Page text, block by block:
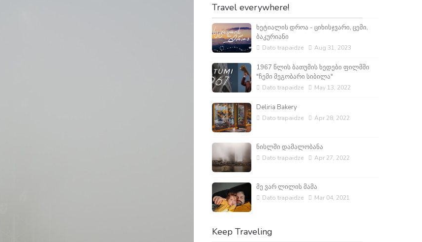
Travel everywhere!
ხეტიალის დროა - ციხისჯვარი, ცემი,
ბაკურიანი
Dato trapaidze Aug 31, 2023
1967 წლის ბათუმის ხედები ფილმში
"ჩემი მეგობარი სიბილა"
Dato trapaidze May 13, 2022
Deliria Bakery
Dato trapaidze Apr 28, 2022
ნისლში დამალობანა
Dato trapaidze Apr 27, 2022
მე ვარ ლილის მამა
Dato trapaidze Mar 04, 2021
Keep Traveling